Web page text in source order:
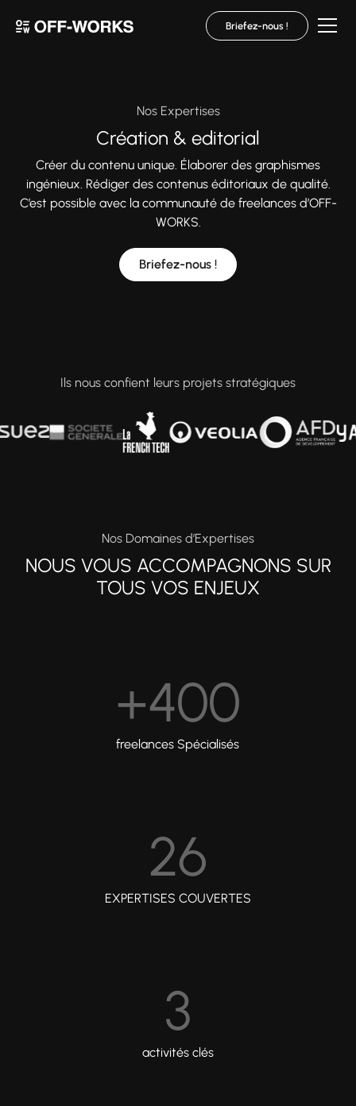
Briefez-nous !
Nos Expertises
Création & editorial
Créer du contenu unique. Élaborer des graphismes
ingénieux. Rédiger des contenus éditoriaux de qualité.
C’est possible avec la communauté de freelances d’OFF-
WORKS.
Briefez-nous !
Ils nous confient leurs projets stratégiques
Nos Domaines d’Expertises
NOUS VOUS ACCOMPAGNONS SUR
TOUS VOS ENJEUX
+400
freelances Spécialisés
26
EXPERTISES COUVERTES
3
activités clés